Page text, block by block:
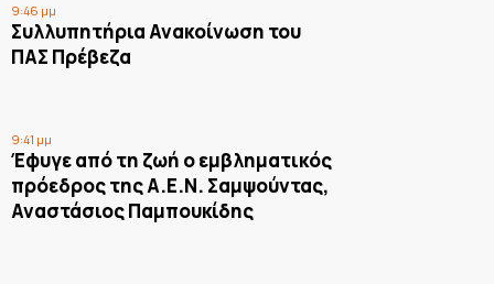
9:46 μμ
Συλλυπητήρια Ανακοίνωση του
ΠΑΣ Πρέβεζα
9:41 μμ
Έφυγε από τη ζωή ο εμβληματικός
πρόεδρος της Α.Ε.Ν. Σαμψούντας,
Αναστάσιος Παμπουκίδης